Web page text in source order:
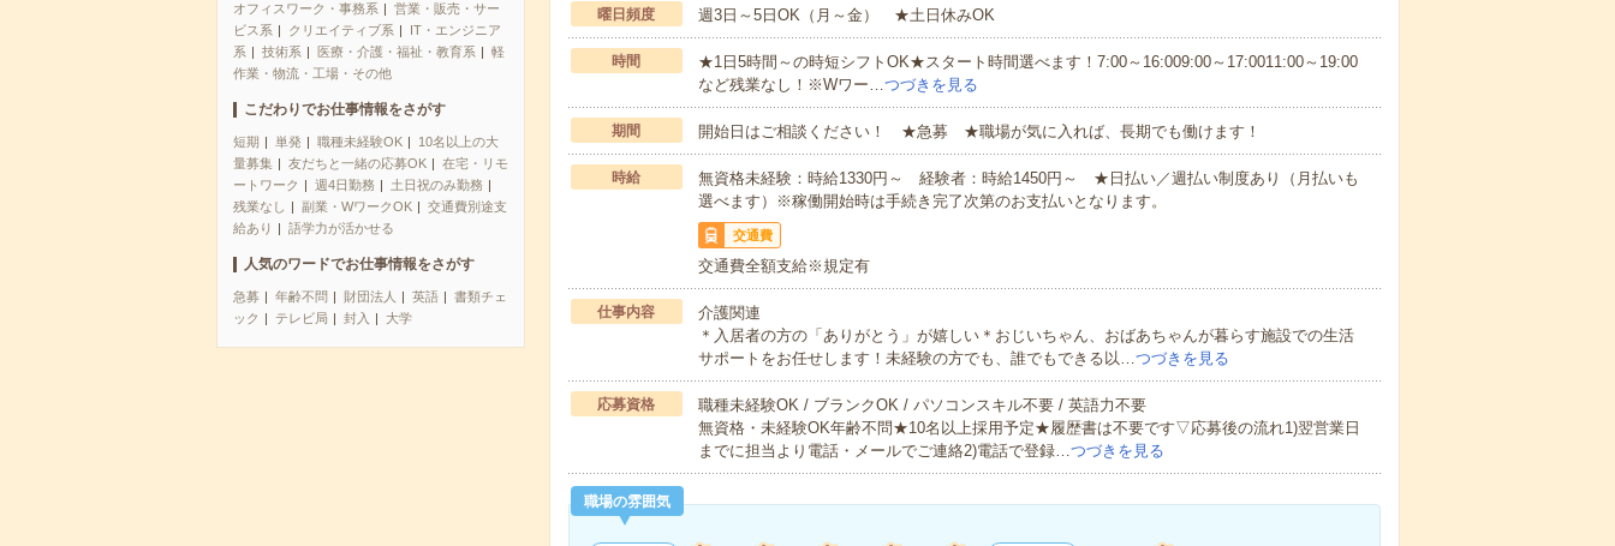
オフィスワーク・事務系
営業・販売・サー
ビス系
クリエイティブ系
IT・エンジニア
系
技術系 医療・介護・福祉・教育系
軽
作業・物流・工場・その他
こだわりでお仕事情報をさがす
短期 単発 職種未経験OK
10名以上の大
量募集
友だちと一緒の応募OK
在宅・リモ
ートワーク
週4日勤務
土日祝のみ勤務
残業なし
副業・WワークOK
交通費別途支
給あり
語学力が活かせる
人気のワードでお仕事情報をさがす
急募 年齢不問 財団法人 英語
書類チェ
ック
テレビ局 封入 大学
曜日頻度 週3日～5日OK（月～金） ★土日休みOK
時間
★1日5時間～の時短シフトOK★スタート時間選べます！7:00～16:009:00～17:0011:00～19:00
など残業なし！※Wワー…つづきを見る
期間 開始日はご相談ください！ ★急募 ★職場が気に入れば、長期でも働けます！
時給
無資格未経験：時給1330円～ 経験者：時給1450円～ ★日払い／週払い制度あり（月払いも
選べます）※稼働開始時は手続き完了次第のお支払いとなります。
交通費
交通費全額支給※規定有
仕事内容
介護関連
＊入居者の方の「ありがとう」が嬉しい＊おじいちゃん、おばあちゃんが暮らす施設での生活
サポートをお任せします！未経験の方でも、誰でもできる以…つづきを見る
応募資格
職種未経験OK / ブランクOK / パソコンスキル不要 / 英語力不要
無資格・未経験OK年齢不問★10名以上採用予定★履歴書は不要です▽応募後の流れ1)翌営業日
までに担当より電話・メールでご連絡2)電話で登録…つづきを見る
職場の雰囲気